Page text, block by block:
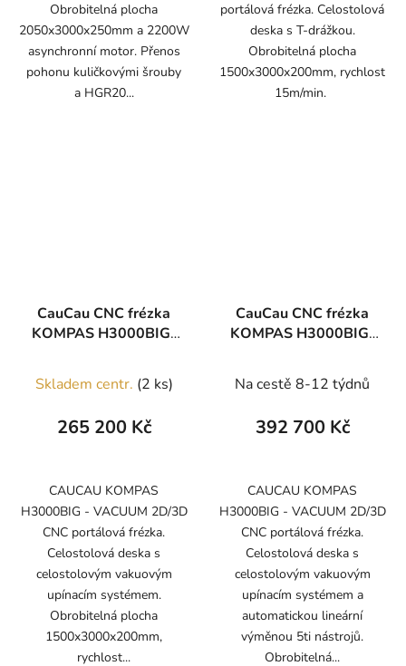
Obrobitelná plocha
2050x3000x250mm a 2200W
asynchronní motor. Přenos
pohonu kuličkovými šrouby
a HGR20...
portálová frézka. Celostolová
deska s T-drážkou.
Obrobitelná plocha
1500x3000x200mm, rychlost
15m/min.
CauCau CNC frézka
KOMPAS H3000BIG-
Skladem centr. (2 ks)
265 200 Kč
CAUCAU KOMPAS
H3000BIG - VACUUM 2D/3D
CNC portálová frézka.
Celostolová deska s
celostolovým vakuovým
upínacím systémem.
Obrobitelná plocha
1500x3000x200mm,
rychlost...
CauCau CNC frézka
KOMPAS H3000BIG-
Na cestě 8-12 týdnů
392 700 Kč
CAUCAU KOMPAS
H3000BIG - VACUUM 2D/3D
CNC portálová frézka.
Celostolová deska s
celostolovým vakuovým
upínacím systémem a
automatickou lineární
výměnou 5ti nástrojů.
Obrobitelná...